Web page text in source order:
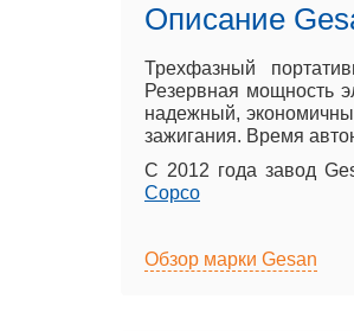
Описание
Трехфазный
Резервная мощность
надежный,
зажигания. Время
С 2012 года завод
Copco
Обзор марки Gesan